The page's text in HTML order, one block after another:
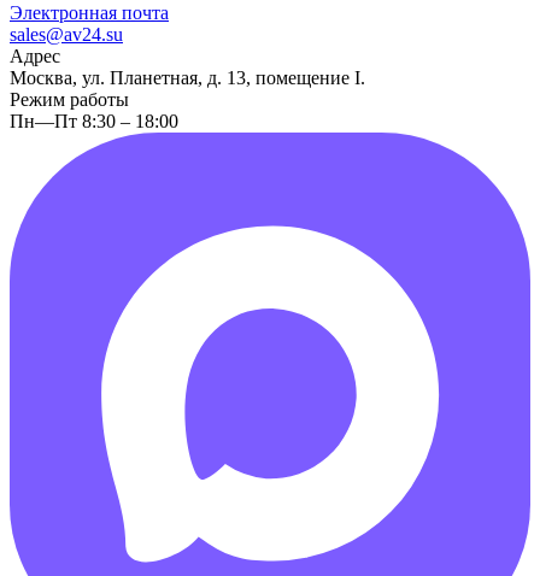
Электронная почта
sales@av24.su
Адрес
Москва, ул. Планетная, д. 13, помещение I.
Режим работы
Пн—Пт 8:30 – 18:00